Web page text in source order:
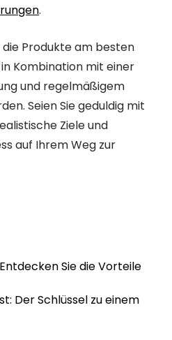
.
die Produkte am besten
Kombination mit einer
und regelmäßigem
Seien Sie geduldig mit
Ziele und
auf Ihrem Weg zur
Sie die Vorteile
Der Schlüssel zu einem